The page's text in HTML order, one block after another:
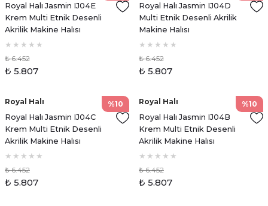
Royal Halı Jasmin IJ04E
Krem Multi Etnik Desenli
Akrilik Makine Halısı
₺ 6.452
₺ 5.807
Royal Halı Jasmin IJ04D
Multi Etnik Desenli Akrilik
Makine Halısı
₺ 6.452
₺ 5.807
%10
Royal Halı
Royal Halı Jasmin IJ04C
Krem Multi Etnik Desenli
Akrilik Makine Halısı
₺ 6.452
₺ 5.807
%10
Royal Halı
Royal Halı Jasmin IJ04B
Krem Multi Etnik Desenli
Akrilik Makine Halısı
₺ 6.452
₺ 5.807